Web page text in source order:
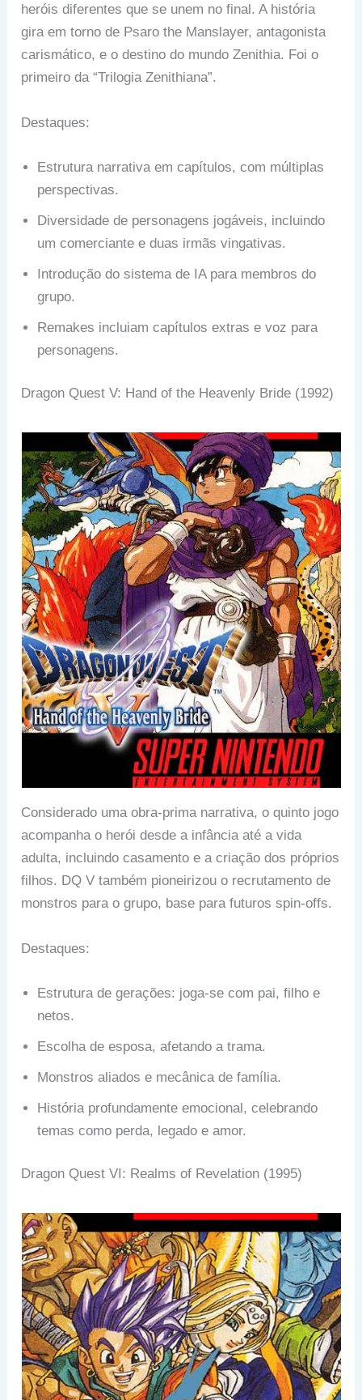
heróis diferentes que se unem no final. A história
gira em torno de Psaro the Manslayer, antagonista
carismático, e o destino do mundo Zenithia. Foi o
primeiro da “Trilogia Zenithiana”.
Destaques:
Estrutura narrativa em capítulos, com múltiplas
perspectivas.
Diversidade de personagens jogáveis, incluindo
um comerciante e duas irmãs vingativas.
Introdução do sistema de IA para membros do
grupo.
Remakes incluiam capítulos extras e voz para
personagens.
Dragon Quest V: Hand of the Heavenly Bride (1992)
Considerado uma obra-prima narrativa, o quinto jogo
acompanha o herói desde a infância até a vida
adulta, incluindo casamento e a criação dos próprios
filhos. DQ V também pioneirizou o recrutamento de
monstros para o grupo, base para futuros spin-offs.
Destaques:
Estrutura de gerações: joga-se com pai, filho e
netos.
Escolha de esposa, afetando a trama.
Monstros aliados e mecânica de família.
História profundamente emocional, celebrando
temas como perda, legado e amor.
Dragon Quest VI: Realms of Revelation (1995)